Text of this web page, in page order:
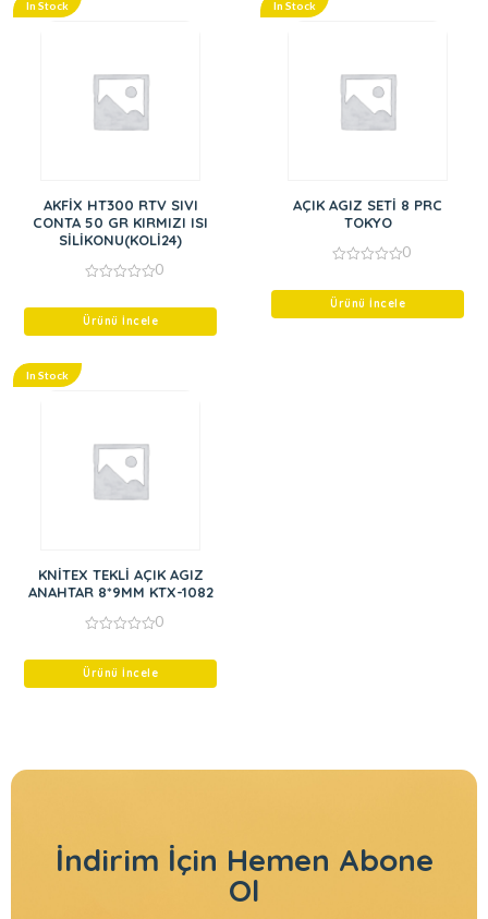
In Stock
AKFİX HT300 RTV SIVI
CONTA 50 GR KIRMIZI ISI
SİLİKONU(KOLİ24)
of
0
Ürünü İncele
In Stock
AÇIK AGIZ SETİ 8 PRC
TOKYO
of
0
Ürünü İncele
In Stock
KNİTEX TEKLİ AÇIK AGIZ
ANAHTAR 8*9MM KTX-1082
of
0
Ürünü İncele
İndirim İçin Hemen Abone
Ol